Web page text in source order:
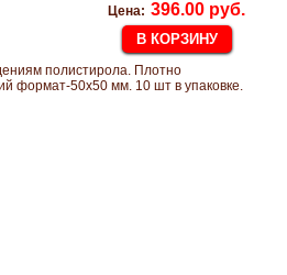
полистирола. Плотно
формат-50x50 мм. 10 шт в упаковке.
Цена: 396.00 руб.